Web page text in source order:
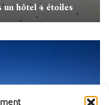
un hôtel 4 étoiles